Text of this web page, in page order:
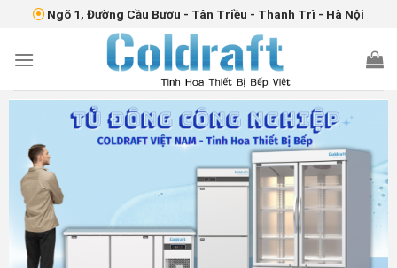
content
Ngõ 1, Đường Cầu Bươu - Tân Triều - Thanh Trì - Hà Nội